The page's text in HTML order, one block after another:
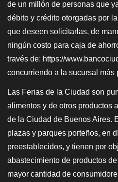
de un millón de personas que
débito y crédito otorgadas por
que deseen solicitarlas, de
ningún costo para caja de
través de: https://
concurriendo a la sucursal más
Las Ferias de la Ciudad son
alimentos y de otros productos
de la Ciudad de Buenos Aires.
plazas y parques porteños, en
preestablecidos, y tienen por
abastecimiento de productos
mayor cantidad de